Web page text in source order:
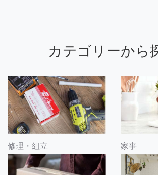
カテゴリーから
修理・組立 家事